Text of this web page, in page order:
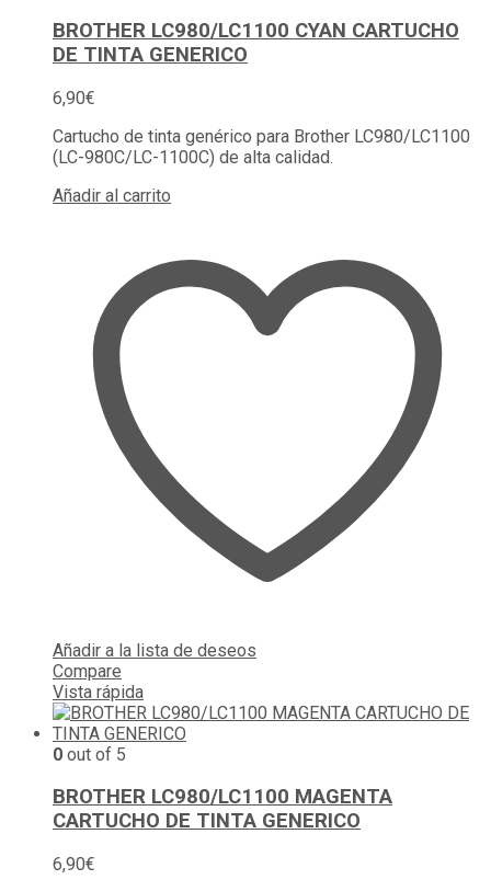
BROTHER LC980/LC1100 CYAN CARTUCHO
DE TINTA GENERICO
6,90€
Cartucho de tinta genérico para Brother LC980/LC1100
(LC-980C/LC-1100C) de alta calidad.
Añadir al carrito
Añadir a la lista de deseos
Compare
Vista rápida
0 out of 5
BROTHER LC980/LC1100 MAGENTA
CARTUCHO DE TINTA GENERICO
6,90€